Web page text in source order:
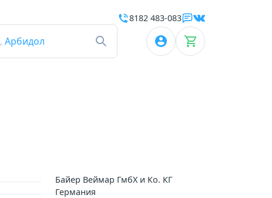
, Арбидол
8182 483-083
Байер Веймар ГмбХ и Ко. КГ
Германия